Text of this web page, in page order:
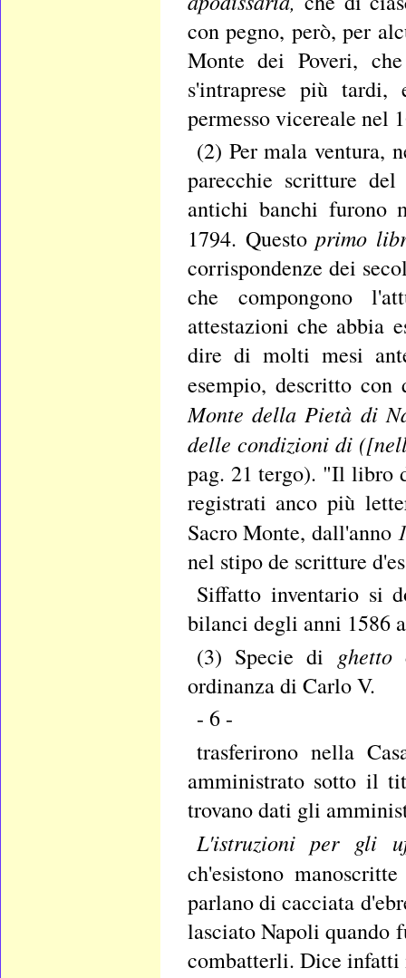
con pegno, però, per
Monte dei Poveri,
s'intraprese più
permesso vicereale nel
(2) Per mala ventura,
parecchie scritture
antichi banchi furono
1794. Questoprimo
corrispondenze dei
che compongono
attestazioni che abbia
dire di molti mesi
esempio, descritto con
Monte della Pietà di
delle condizioni di
pag. 21 tergo). "Il libro
registrati anco più
Sacro Monte, dall'anno
nel stipo de scritture
Siffatto inventario si
bilanci degli anni 1586
(3) Specie di ghetto
ordinanza di Carlo V.
- 6 -
trasferirono nella
amministrato sotto il
trovano dati gli
L'istruzioni per gli
ch'esistono
parlano di cacciata
lasciato Napoli quando
combatterli. Dice